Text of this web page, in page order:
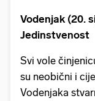
Vodenjak (20.
Jedinstvenost
Svi vole
su neobični i
Vodenjaka